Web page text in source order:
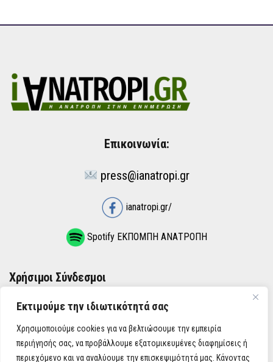
Εκτιμούμε την ιδιωτικότητά σας
Χρησιμοποιούμε cookies για να βελτιώσουμε την εμπειρία
περιήγησής σας, να προβάλλουμε εξατομικευμένες διαφημίσεις ή
περιεχόμενο και να αναλύουμε την επισκεψιμότητά μας. Κάνοντας
Επικοινωνία:
press@ianatropi.gr
ianatropi.gr/
Spotify ΕΚΠΟΜΠΗ ΑΝΑΤΡΟΠΗ
Χρήσιμοι Σύνδεσμοι
ΌΡΟΙ ΧΡΉΣΗΣ
ΠΟΛΙΤΙΚΉ ΑΠΟΡΡΉΤΟΥ